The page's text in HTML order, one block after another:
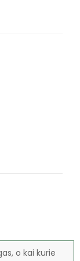
o kai kurie